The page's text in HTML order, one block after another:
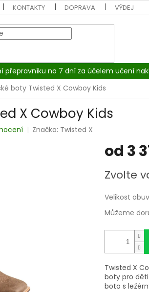
KONTAKTY DOPRAVA VÝDEJNÍ
přepravníku na 7 dní za účelem učení
boty Twisted X Cowboy Kids
X Cowboy Kids
Značka: Twisted X
od 3
cena:
Zvolte
Velikost
Můžeme
Twisted X
boty pro
bota s